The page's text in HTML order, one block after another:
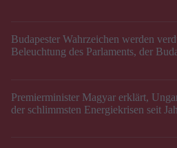
Budapester Wahrzeichen werden
Beleuchtung des Parlaments, der
Premierminister Magyar erklärt,
der schlimmsten Energiekrisen seit